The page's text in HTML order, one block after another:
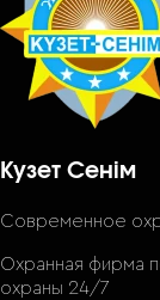
Кузет Сенім
Современное
Охранная фирма
охраны 24/7